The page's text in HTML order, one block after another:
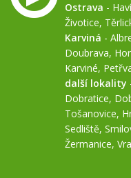
Ostrava -
Životice,
Karviná -
Doubrava,
Karviné,
další lokality
Dobratice,
Tošanovice,
Sedliště,
Žermanice,